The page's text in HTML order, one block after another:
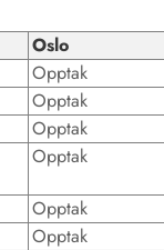
Oslo
Opptak
Opptak
Opptak
Opptak
Opptak
Opptak